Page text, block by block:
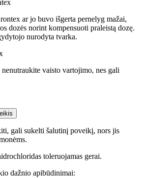
ar jo buvo išgerta pernelyg mažai,
dozės norint kompensuoti praleistą dozę.
nurodyta tvarka.
vaisto vartojimo, nes gali
gali sukelti šalutinį poveikį, nors jis
toleruojamas gerai.
dažnio apibūdinimai: